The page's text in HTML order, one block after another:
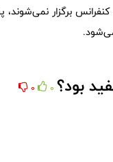
برگزار نمی‌شوند،
می‌شود.
بود؟ 0
0